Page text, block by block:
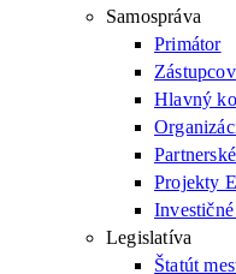
Samospráva
Primátor
Hlavný
Projekty
Investičné
Legislatíva
Štatút